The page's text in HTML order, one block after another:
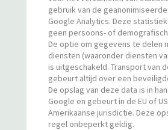
gebruik van de
Google Analytics. Deze
geen persoons- of
De optie om gegevens te delen
diensten (waaronder diensten
is uitgeschakeld. Transport van
gebeurt altijd over een
De opslag van deze data is in
Google en gebeurt in de EU of
Amerikaanse jurisdictie. Deze
regel onbeperkt geldig.